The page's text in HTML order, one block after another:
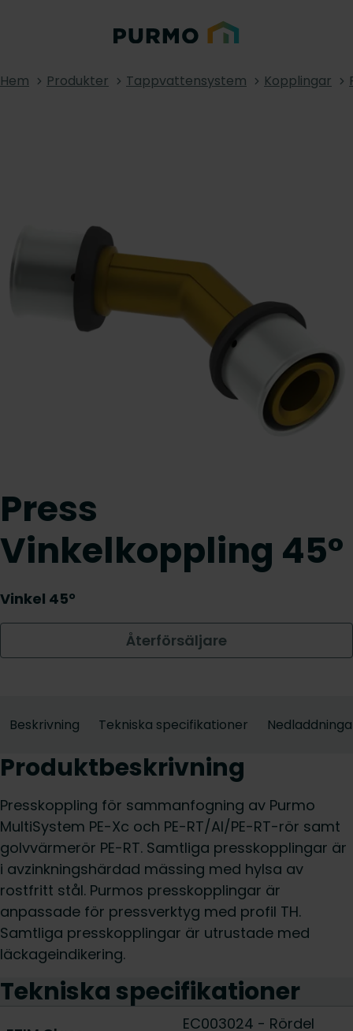
Hem Produkter Tappvattensystem Kopplingar
Press
Vinkelkoppling 45°
Vinkel 45°
Återförsäljare
Beskrivning Tekniska specifikationer
Produktbeskrivning
Presskoppling för sammanfogning av Purmo
MultiSystem PE-Xc och PE-RT/Al/PE-RT-rör samt
golvvärmerör PE-RT. Samtliga presskopplingar är
i avzinkningshärdad mässing med hylsa av
rostfritt stål. Purmos presskopplingar är
anpassade för pressverktyg med profil TH.
Samtliga presskopplingar är utrustade med
läckageindikering.
Tekniska specifikationer
EC003024 - Rördel